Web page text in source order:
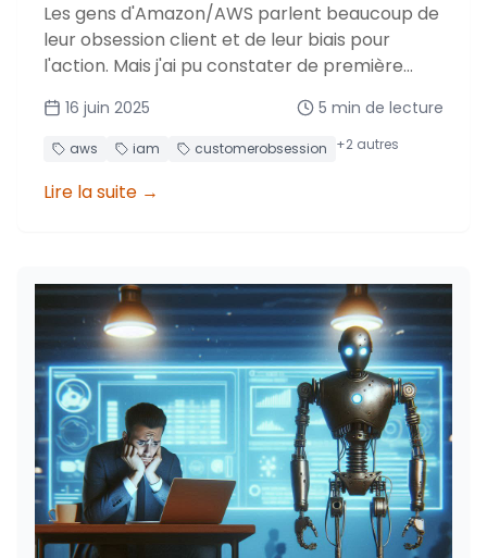
Les gens d'Amazon/AWS parlent beaucoup de
leur obsession client et de leur biais pour
l'action. Mais j'ai pu constater de première
retours de la communauté en seulement 8
jours !
16 juin 2025 5 min de lecture
aws iam customerobsession +2 autres
Lire la suite →